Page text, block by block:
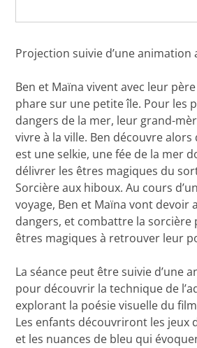
Projection suivie d’une animation
Ben et Maïna vivent avec leur
phare sur une petite île. Pour les
dangers de la mer, leur grand-
vivre à la ville. Ben découvre
est une selkie, une fée de la mer
délivrer les êtres magiques du
Sorcière aux hiboux. Au cours
voyage, Ben et Maïna vont
dangers, et combattre la sorcière
êtres magiques à retrouver leur
La séance peut être suivie d’une
pour découvrir la technique de
explorant la poésie visuelle du
Les enfants découvriront les jeux
et les nuances de bleu qui